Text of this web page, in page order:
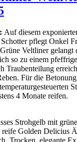
Auf diesem
pflegt Onkel
Veltliner gelangt
so zu einem
Traubenteilung
Für die
4 Monate reifen.
Strohgelb mit
reife Golden Delicius
Trocken, elegante